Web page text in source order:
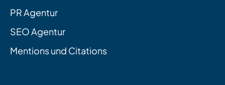
PR Agentur
SEO Agentur
Mentions und Citations